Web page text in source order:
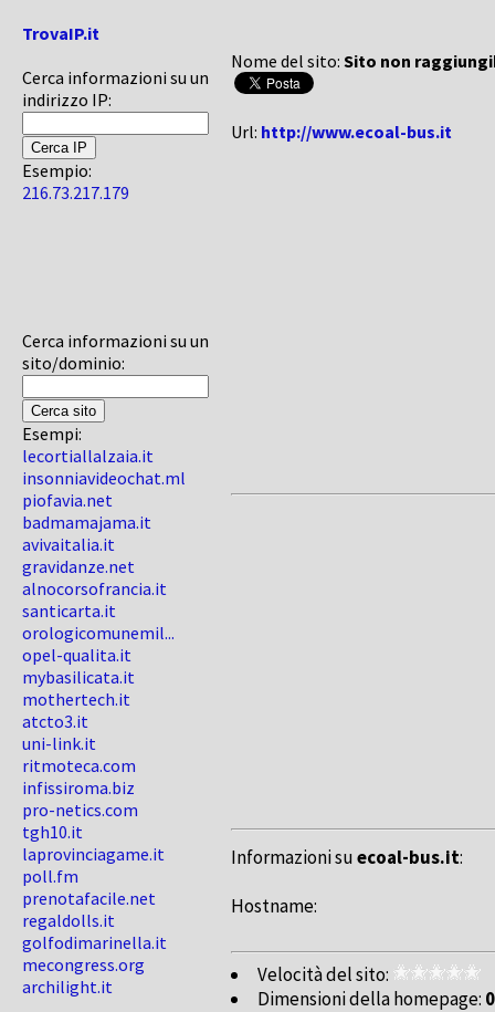
TrovaIP.it
Cerca informazioni su un
indirizzo IP:
Esempio:
216.73.217.179
Cerca informazioni su un
sito/dominio:
Esempi:
lecortiallalzaia.it
insonniavideochat.ml
piofavia.net
badmamajama.it
avivaitalia.it
gravidanze.net
alnocorsofrancia.it
santicarta.it
orologicomunemil...
opel-qualita.it
mybasilicata.it
mothertech.it
atcto3.it
uni-link.it
ritmoteca.com
infissiroma.biz
pro-netics.com
tgh10.it
laprovinciagame.it
poll.fm
prenotafacile.net
regaldolls.it
golfodimarinella.it
mecongress.org
archilight.it
Nome del sito: Sito non
Url: http://www.ecoal-bus.it
Informazioni suecoal-bus.it:
Hostname:
Velocità del sito:
Dimensioni della homepage: 0